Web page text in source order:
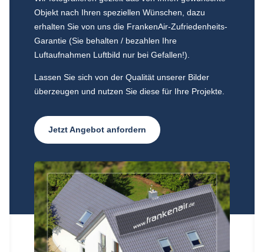
Objekt nach Ihren speziellen Wünschen, dazu
erhalten Sie von uns die FrankenAir-Zufriedenheits-
Garantie (Sie behalten / bezahlen Ihre
Luftaufnahmen Luftbild nur bei Gefallen!).
Lassen Sie sich von der Qualität unserer Bilder
überzeugen und nutzen Sie diese für Ihre Projekte.
Jetzt Angebot anfordern